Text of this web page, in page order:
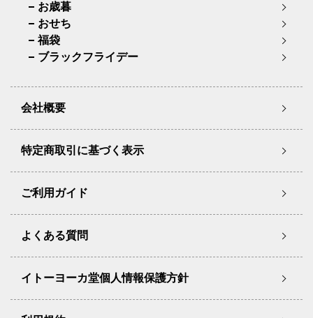
お歳暮
おせち
福袋
ブラックフライデー
会社概要
特定商取引に基づく表示
ご利用ガイド
よくある質問
イトーヨーカ堂個人情報保護方針